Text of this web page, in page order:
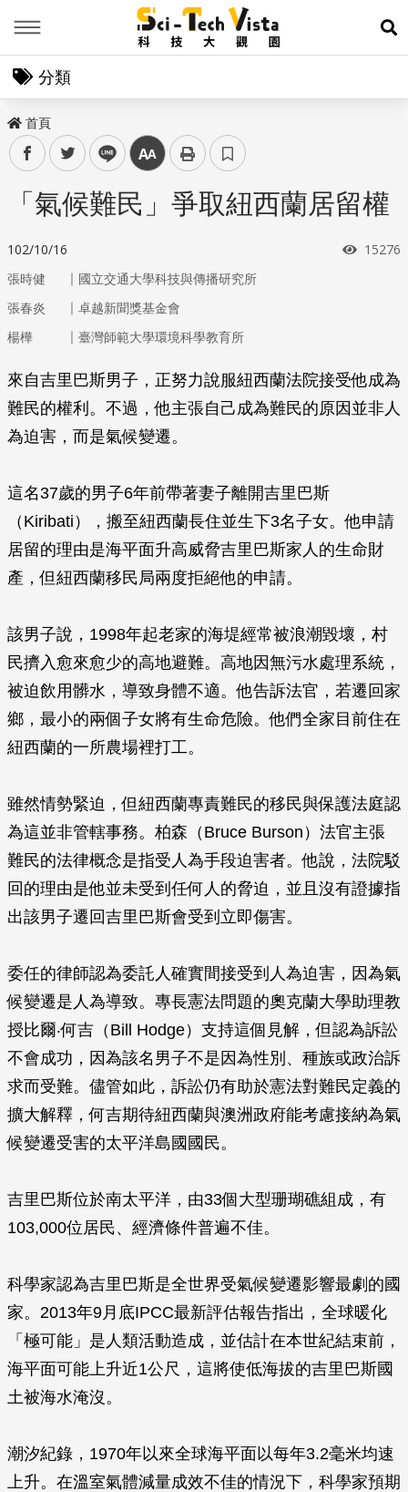
展
分類
首頁
facebooktwitter line 中
「氣候難民」爭取紐西蘭居留權
102/10/16 瀏覽次
15276
張時健 ｜ 國立交通大學科技與傳播研究所
張春炎
｜ 卓越新聞獎基金會
楊樺
｜ 臺灣師範大學環境科學教育所
來自吉里巴斯男子，正努力說服紐西蘭法院接受他成為
難民的權利。不過，他主張自己成為難民的原因並非人
為迫害，而是氣候變遷。
這名37歲的男子6年前帶著妻子離開吉里巴斯
（Kiribati），搬至紐西蘭長住並生下3名子女。他申請
居留的理由是海平面升高威脅吉里巴斯家人的生命財
產，但紐西蘭移民局兩度拒絕他的申請。
該男子說，1998年起老家的海堤經常被浪潮毀壞，村
民擠入愈來愈少的高地避難。高地因無污水處理系統，
被迫飲用髒水，導致身體不適。他告訴法官，若遷回家
鄉，最小的兩個子女將有生命危險。他們全家目前住在
紐西蘭的一所農場裡打工。
雖然情勢緊迫，但紐西蘭專責難民的移民與保護法庭認
為這並非管轄事務。柏森（Bruce Burson）法官主張
難民的法律概念是指受人為手段迫害者。他說，法院駁
回的理由是他並未受到任何人的脅迫，並且沒有證據指
出該男子遷回吉里巴斯會受到立即傷害。
委任的律師認為委託人確實間接受到人為迫害，因為氣
候變遷是人為導致。專長憲法問題的奧克蘭大學助理教
授比爾‧何吉（Bill Hodge）支持這個見解，但認為訴訟
不會成功，因為該名男子不是因為性別、種族或政治訴
求而受難。儘管如此，訴訟仍有助於憲法對難民定義的
擴大解釋，何吉期待紐西蘭與澳洲政府能考慮接納為氣
候變遷受害的太平洋島國國民。
吉里巴斯位於南太平洋，由33個大型珊瑚礁組成，有
103,000位居民、經濟條件普遍不佳。
科學家認為吉里巴斯是全世界受氣候變遷影響最劇的國
家。2013年9月底IPCC最新評估報告指出，全球暖化
「極可能」是人類活動造成，並估計在本世紀結束前，
海平面可能上升近1公尺，這將使低海拔的吉里巴斯國
土被海水淹沒。
潮汐紀錄，1970年以來全球海平面以每年3.2毫米均速
上升。在溫室氣體減量成效不佳的情況下，科學家預期